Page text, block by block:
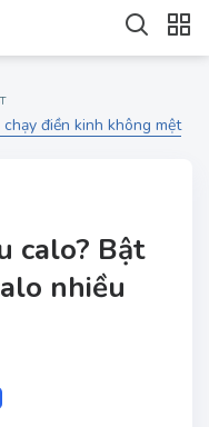
điền kinh không mệt
calo? Bật
nhiều